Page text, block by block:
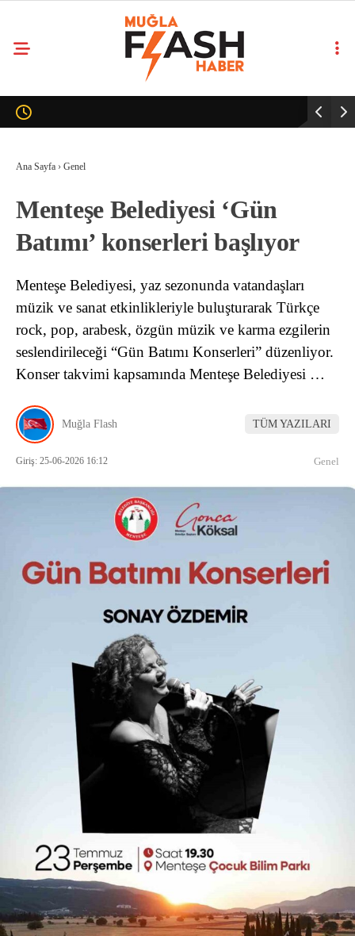
Ana Sayfa › Genel
Menteşe Belediyesi ‘Gün
Batımı’ konserleri başlıyor
Menteşe Belediyesi, yaz sezonunda vatandaşları
müzik ve sanat etkinlikleriyle buluşturarak Türkçe
rock, pop, arabesk, özgün müzik ve karma ezgilerin
seslendirileceği “Gün Batımı Konserleri” düzenliyor.
Konser takvimi kapsamında Menteşe Belediyesi …
Muğla Flash TÜM YAZILARI
Giriş: 25-06-2026 16:12 Genel